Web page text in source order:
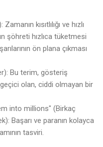
kısıtlılığı ve hızlı
şöhreti hızlıca tüketmesi
ön plana çıkması
Bu terim, gösteriş
olan, ciddi olmayan bir
into millions" (Birkaç
Başarı ve paranın kolayca
tasviri.